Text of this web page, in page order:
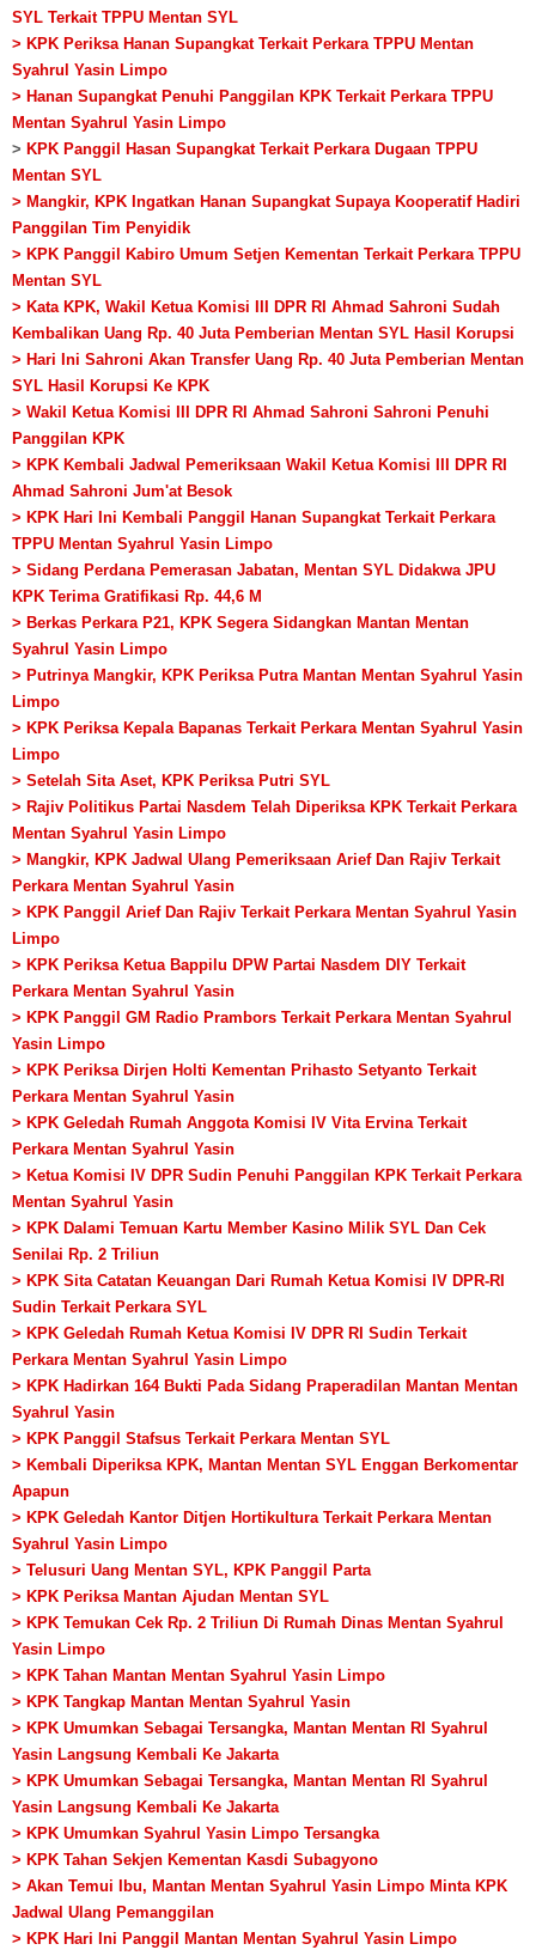
SYL Terkait TPPU Mentan SYL
> KPK Periksa Hanan Supangkat Terkait Perkara TPPU Mentan
Syahrul Yasin Limpo
> Hanan Supangkat Penuhi Panggilan KPK Terkait Perkara TPPU
Mentan Syahrul Yasin Limpo
> KPK Panggil Hasan Supangkat Terkait Perkara Dugaan TPPU
Mentan SYL
> Mangkir, KPK Ingatkan Hanan Supangkat Supaya Kooperatif Hadiri
Panggilan Tim Penyidik
> KPK Panggil Kabiro Umum Setjen Kementan Terkait Perkara TPPU
Mentan SYL
> Kata KPK, Wakil Ketua Komisi III DPR RI Ahmad Sahroni Sudah
Kembalikan Uang Rp. 40 Juta Pemberian Mentan SYL Hasil Korupsi
> Hari Ini Sahroni Akan Transfer Uang Rp. 40 Juta Pemberian Mentan
SYL Hasil Korupsi Ke KPK
> Wakil Ketua Komisi III DPR RI Ahmad Sahroni Sahroni Penuhi
Panggilan KPK
> KPK Kembali Jadwal Pemeriksaan Wakil Ketua Komisi III DPR RI
Ahmad Sahroni Jum'at Besok
> KPK Hari Ini Kembali Panggil Hanan Supangkat Terkait Perkara
TPPU Mentan Syahrul Yasin Limpo
> Sidang Perdana Pemerasan Jabatan, Mentan SYL Didakwa JPU
KPK Terima Gratifikasi Rp. 44,6 M
> Berkas Perkara P21, KPK Segera Sidangkan Mantan Mentan
Syahrul Yasin Limpo
> Putrinya Mangkir, KPK Periksa Putra Mantan Mentan Syahrul Yasin
Limpo
> KPK Periksa Kepala Bapanas Terkait Perkara Mentan Syahrul Yasin
Limpo
> Setelah Sita Aset, KPK Periksa Putri SYL
> Rajiv Politikus Partai Nasdem Telah Diperiksa KPK Terkait Perkara
Mentan Syahrul Yasin Limpo
> Mangkir, KPK Jadwal Ulang Pemeriksaan Arief Dan Rajiv Terkait
Perkara Mentan Syahrul Yasin
> KPK Panggil Arief Dan Rajiv Terkait Perkara Mentan Syahrul Yasin
Limpo
> KPK Periksa Ketua Bappilu DPW Partai Nasdem DIY Terkait
Perkara Mentan Syahrul Yasin
> KPK Panggil GM Radio Prambors Terkait Perkara Mentan Syahrul
Yasin Limpo
> KPK Periksa Dirjen Holti Kementan Prihasto Setyanto Terkait
Perkara Mentan Syahrul Yasin
> KPK Geledah Rumah Anggota Komisi IV Vita Ervina Terkait
Perkara Mentan Syahrul Yasin
> Ketua Komisi IV DPR Sudin Penuhi Panggilan KPK Terkait Perkara
Mentan Syahrul Yasin
> KPK Dalami Temuan Kartu Member Kasino Milik SYL Dan Cek
Senilai Rp. 2 Triliun
> KPK Sita Catatan Keuangan Dari Rumah Ketua Komisi IV DPR-RI
Sudin Terkait Perkara SYL
> KPK Geledah Rumah Ketua Komisi IV DPR RI Sudin Terkait
Perkara Mentan Syahrul Yasin Limpo
> KPK Hadirkan 164 Bukti Pada Sidang Praperadilan Mantan Mentan
Syahrul Yasin
> KPK Panggil Stafsus Terkait Perkara Mentan SYL
> Kembali Diperiksa KPK, Mantan Mentan SYL Enggan Berkomentar
Apapun
> KPK Geledah Kantor Ditjen Hortikultura Terkait Perkara Mentan
Syahrul Yasin Limpo
> Telusuri Uang Mentan SYL, KPK Panggil Parta
> KPK Periksa Mantan Ajudan Mentan SYL
> KPK Temukan Cek Rp. 2 Triliun Di Rumah Dinas Mentan Syahrul
Yasin Limpo
> KPK Tahan Mantan Mentan Syahrul Yasin Limpo
> KPK Tangkap Mantan Mentan Syahrul Yasin
> KPK Umumkan Sebagai Tersangka, Mantan Mentan RI Syahrul
Yasin Langsung Kembali Ke Jakarta
> KPK Umumkan Sebagai Tersangka, Mantan Mentan RI Syahrul
Yasin Langsung Kembali Ke Jakarta
> KPK Umumkan Syahrul Yasin Limpo Tersangka
> KPK Tahan Sekjen Kementan Kasdi Subagyono
> Akan Temui Ibu, Mantan Mentan Syahrul Yasin Limpo Minta KPK
Jadwal Ulang Pemanggilan
> KPK Hari Ini Panggil Mantan Mentan Syahrul Yasin Limpo